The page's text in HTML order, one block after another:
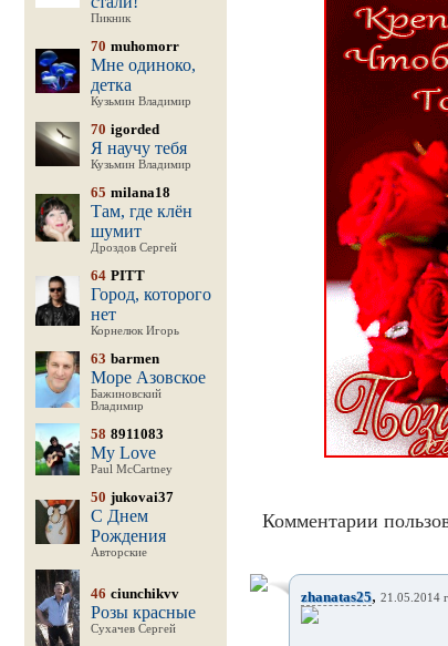
Пикник
70 muhomorr
Мне одиноко,
детка
Кузьмин Владимир
70 igorded
Я научу тебя
Кузьмин Владимир
65 milana18
Там, где клён
шумит
Дроздов Сергей
64 PITT
Город, которого
нет
Корнелюк Игорь
63 barmen
Море Азовское
Бажиновский
Владимир
58 8911083
My Love
Paul McCartney
50 jukovai37
С Днем
Рождения
Авторские
46 ciunchikvv
Розы красные
Сухачев Сергей
Комментарии
zhanatas25, 21.05.2014